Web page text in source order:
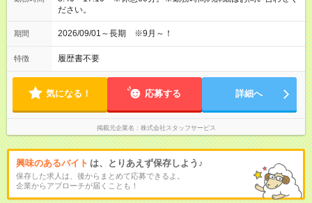
ださい。
期間 2026/09/01～長期 ※9月～！
特徴 履歴書不要
気になる！ 応募する 詳細へ
掲載元企業名 株式会社スタッフサービス
興味のあるバイト は、とりあえず保存しよう♪
保存した求人は、後からまとめて応募できるよ。
企業からアプローチが届くことも！